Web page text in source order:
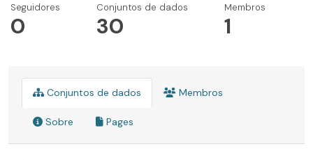
Seguidores
0
Conjuntos de dados
30
Membros
1
Conjuntos de dados Membros
Sobre Pages